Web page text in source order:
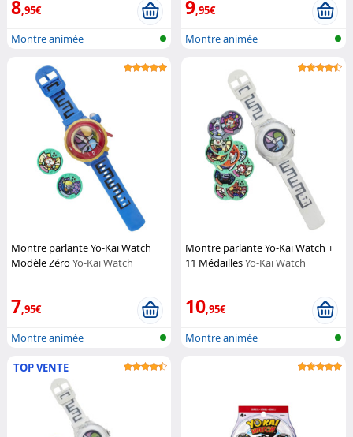
8,95€
Montre animée
9,95€
Montre animée
Montre parlante Yo-Kai Watch
Modèle Zéro Yo-Kai Watch
7,95€
Montre animée
Montre parlante Yo-Kai Watch +
11 MédaillesYo-Kai Watch
10,95€
Montre animée
TOP VENTE